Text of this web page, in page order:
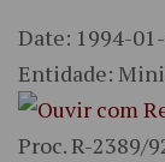
Date: 1994-
Entidade:
Proc. R-2389/